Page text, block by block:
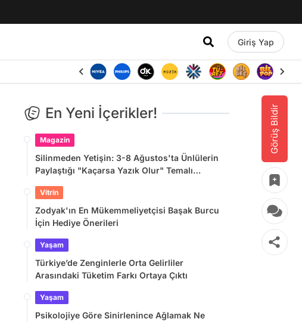
Giriş Yap
Görüş Bildir
En Yeni İçerikler!
Magazin
Silinmeden Yetişin: 3-8 Ağustos'ta Ünlülerin
Paylaştığı "Kaçarsa Yazık Olur" Temalı
Vitrin
Zodyak'ın En Mükemmeliyetçisi Başak Burcu
İçin Hediye Önerileri
Yaşam
Türkiye’de Zenginlerle Orta Gelirliler
Arasındaki Tüketim Farkı Ortaya Çıktı
Yaşam
Psikolojiye Göre Sinirlenince Ağlamak Ne